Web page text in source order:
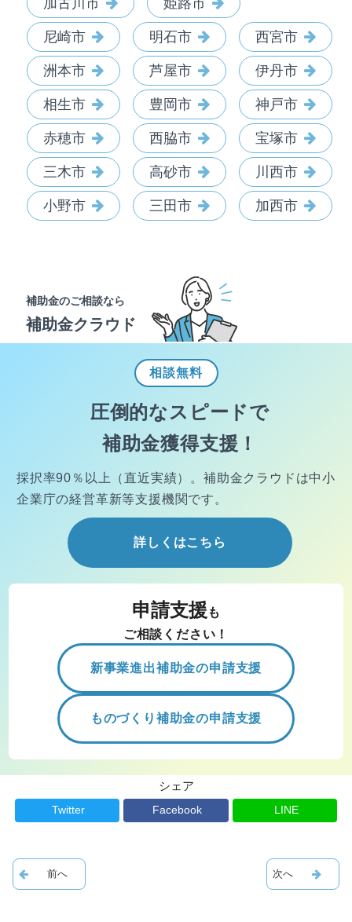
尼崎市 明石市 西宮市
洲本市 芦屋市 伊丹市
相生市 豊岡市 神戸市
赤穂市 西脇市 宝塚市
三木市 高砂市 川西市
小野市 三田市 加西市
補助金のご相談なら
補助金クラウド
相談無料
圧倒的なスピードで
補助金獲得支援！
採択率90％以上（直近実績）。 補助金クラウドは中小
企業庁の経営革新等支援機関です。
詳しくはこちら
申請支援 も
ご相談ください！
新事業進出補助金の申請支援
ものづくり補助金の申請支援
シェア
Twitter Facebook LINE